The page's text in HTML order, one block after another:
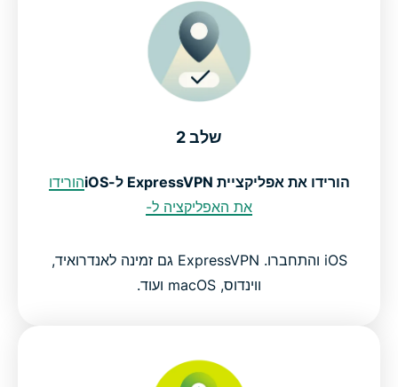
שלב 2
הורידו את אפליקציית ExpressVPN ל-iOS
הורידו
את האפליקציה ל-
iOS והתחברו. ExpressVPN גם זמינה לאנדרואיד,
ווינדוס, macOS ועוד.